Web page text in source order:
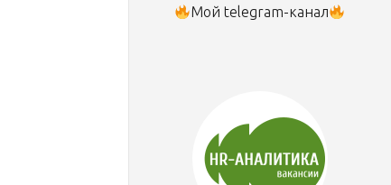
Мой telegram-канал